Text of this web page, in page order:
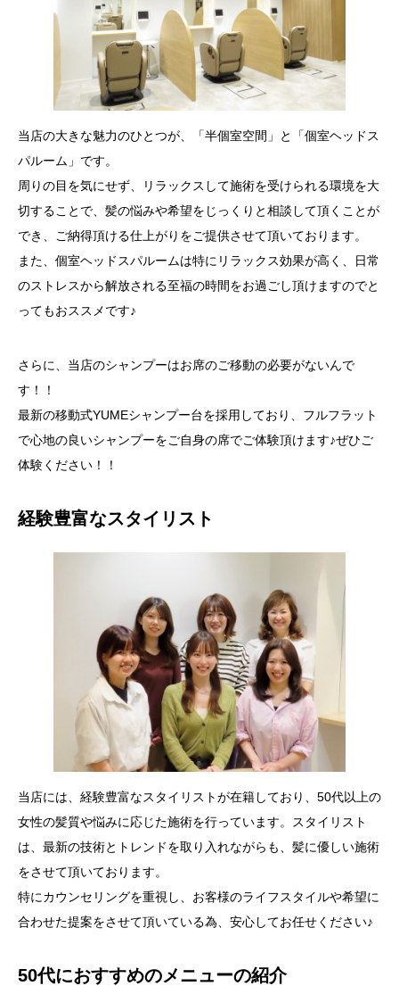
当店の大きな魅力のひとつが、「半個室空間」と「個室ヘッドス
パルーム」です。
周りの目を気にせず、リラックスして施術を受けられる環境を大
切することで、髪の悩みや希望をじっくりと相談して頂くことが
でき、ご納得頂ける仕上がりをご提供させて頂いております。
また、個室ヘッドスパルームは特にリラックス効果が高く、日常
のストレスから解放される至福の時間をお過ごし頂けますのでと
ってもおススメです♪
さらに、当店のシャンプーはお席のご移動の必要がないんで
す！！
最新の移動式YUMEシャンプー台を採用しており、フルフラット
で心地の良いシャンプーをご自身の席でご体験頂けます♪ぜひご
体験ください！！
経験豊富なスタイリスト
当店には、経験豊富なスタイリストが在籍しており、50代以上の
女性の髪質や悩みに応じた施術を行っています。スタイリスト
は、最新の技術とトレンドを取り入れながらも、髪に優しい施術
をさせて頂いております。
特にカウンセリングを重視し、お客様のライフスタイルや希望に
合わせた提案をさせて頂いている為、安心してお任せください♪
50代におすすめのメニューの紹介